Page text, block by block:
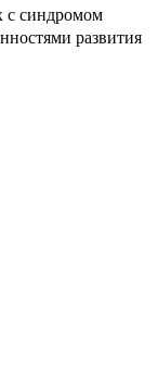
с синдромом
развития